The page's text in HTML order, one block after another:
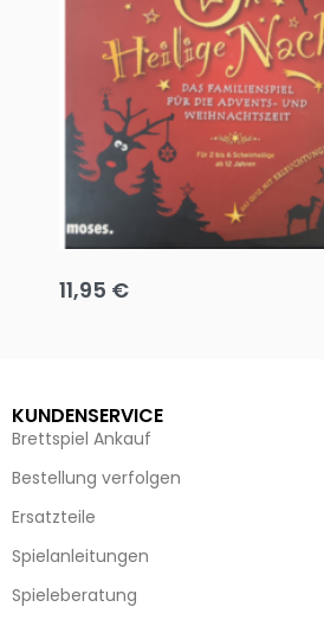
Oh, heilige Nacht!
11,95 €
KUNDENSERVICE
Brettspiel Ankauf
Bestellung verfolgen
Ersatzteile
Spielanleitungen
Spieleberatung